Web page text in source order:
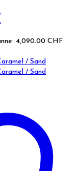
4,090.00 CHF